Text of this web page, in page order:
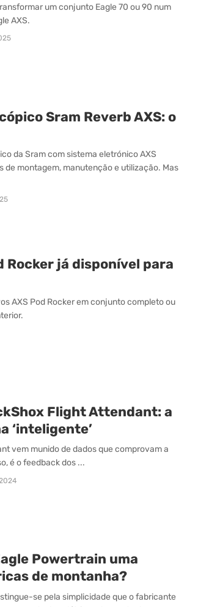
um conjunto Eagle 70 ou 90 num
AXS.
Sram Reverb AXS: o
da Sram com sistema eletrónico AXS
de montagem, manutenção e utilização. Mas
Rocker já disponível para
AXS Pod Rocker em conjunto completo ou
Flight Attendant: a
‘inteligente’
vem munido de dados que comprovam a
é o feedback dos ...
Powertrain uma
de montanha?
se pela simplicidade que o fabricante